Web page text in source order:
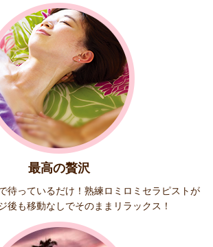
最高の贅沢
待っているだけ！熟練ロミロミセラピストが
後も移動なしでそのままリラックス！